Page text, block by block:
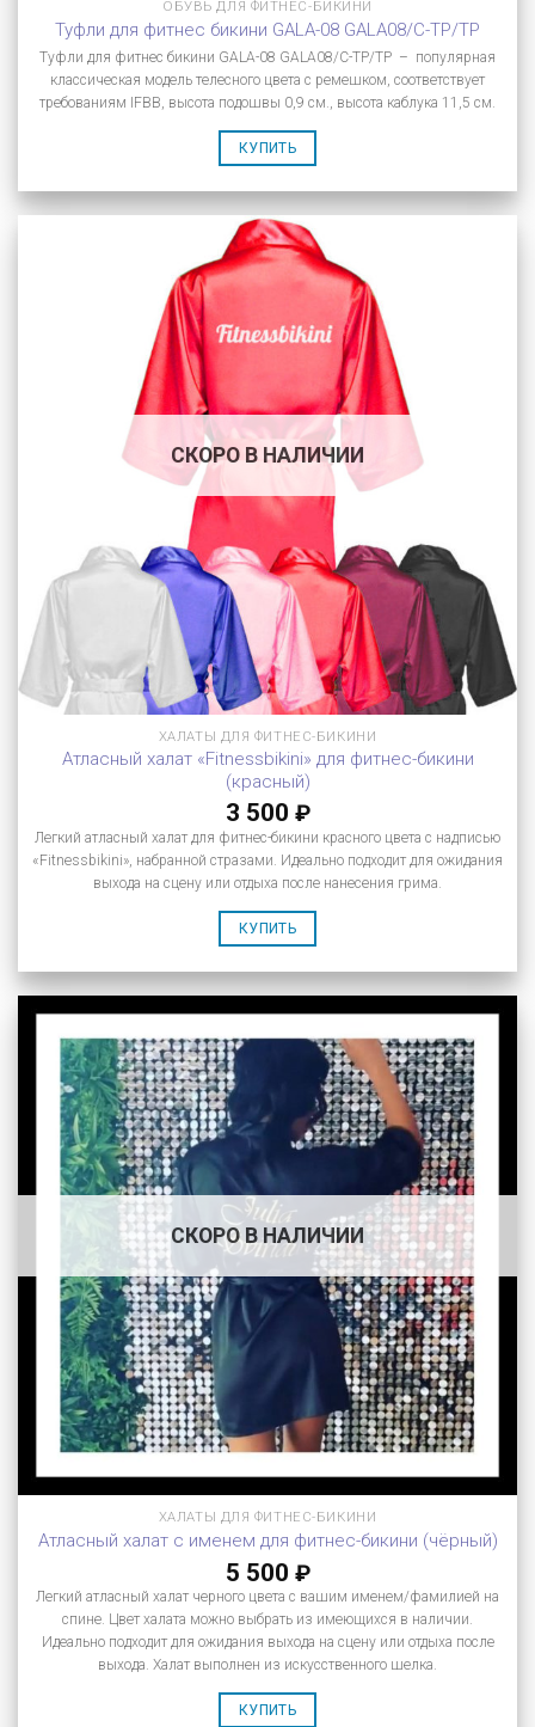
ОБУВЬ ДЛЯ ФИТНЕС-БИКИНИ
Туфли для фитнес бикини GALA-08 GALA08/C-TP/TP
Туфли для фитнес бикини GALA-08 GALA08/C-TP/TP – популярная
классическая модель телесного цвета с ремешком, соответствует
требованиям IFBB, высота подошвы 0,9 см., высота каблука 11,5 см.
КУПИТЬ
СКОРО В НАЛИЧИИ
ХАЛАТЫ ДЛЯ ФИТНЕС-БИКИНИ
Атласный халат «Fitnessbikini» для фитнес-бикини
(красный)
3 500 ₽
Легкий атласный халат для фитнес-бикини красного цвета с надписью
«Fitnessbikini», набранной стразами. Идеально подходит для ожидания
выхода на сцену или отдыха после нанесения грима.
КУПИТЬ
СКОРО В НАЛИЧИИ
ХАЛАТЫ ДЛЯ ФИТНЕС-БИКИНИ
Атласный халат с именем для фитнес-бикини (чёрный)
5 500 ₽
Легкий атласный халат черного цвета с вашим именем/фамилией на
спине. Цвет халата можно выбрать из имеющихся в наличии.
Идеально подходит для ожидания выхода на сцену или отдыха после
выхода. Халат выполнен из искусственного шелка.
КУПИТЬ